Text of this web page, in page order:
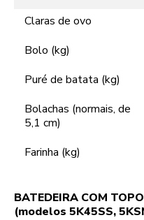
Claras de ovo
Bolo (kg)
Puré de batata (kg)
Bolachas (normais, de
5,1 cm)
Farinha (kg)
BATEDEIRA COM
(modelos 5K45SS,